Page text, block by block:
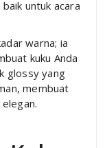
untuk acara
warna; ia
kuku Anda
glossy yang
membuat